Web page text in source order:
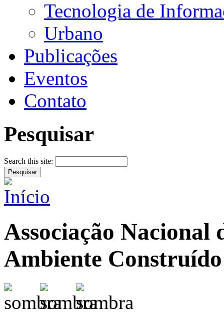
Tecnologia de
Urbano
Publicações
Eventos
Contato
Pesquisar
Search this site:
Associação Nacional
Ambiente Construído